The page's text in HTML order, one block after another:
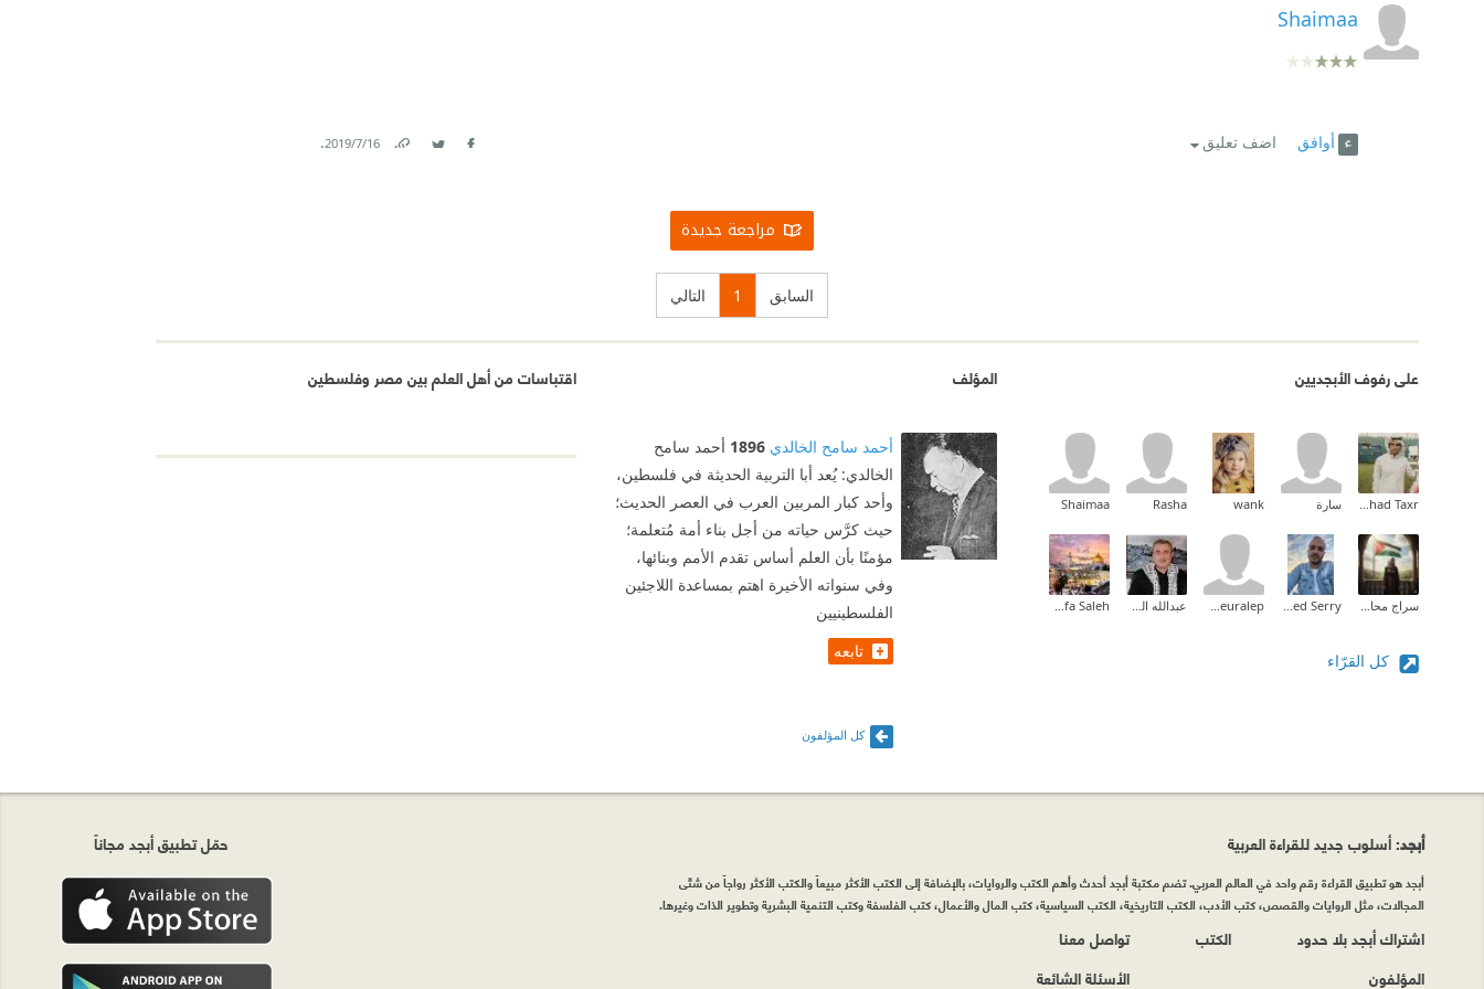
Shaimaa
16‏/7‏/2019
. أوافق اضف تعليق
مراجعة جديدة
السابق 1 التالي
على رفوف الأبجديين
Fahad Taxr سارة wank
Rasha
Shaimaa
سراج محاميد Mohamed Serry
developpeuralep عبدالله الخطيب Wafa Saleh
كل القرّاء
المؤلف
أحمد سامح الخالدي 1896 أحمد سامح
الخالدي: يُعد أبا التربية الحديثة في فلسطين،
وأحد كبار المربين العرب في العصر الحديث؛
حيث كرَّس حياته من أجل بناء أمة مُتعلمة؛
مؤمنًا بأن العلم أساس تقدم الأمم وبنائها،
وفي سنواته الأخيرة اهتم بمساعدة اللاجئين
الفلسطينيين
تابعه
كل المؤلفون
اقتباسات من أهل العلم بين مصر وفلسطين
حمّل تطبيق أبجد مجاناً أبجد: أسلوب جديد للقراءة العربية
أبجد هو تطبيق القراءة رقم واحد في العالم العربي. تضم مكتبة أبجد أحدث وأهم الكتب والروايات، بالإضافة إلى الكتب الأكثر مبيعاً والكتب الأكثر رواجاً من شتّى
المجالات، مثل الروايات والقصص، كتب الأدب، الكتب التاريخية، الكتب السياسية، كتب المال والأعمال، كتب الفلسفة وكتب التنمية البشرية وتطوير الذات وغيرها.
اشتراك أبجد بلا حدود
المؤلفون
الكتب
تواصل معنا
الأسئلة الشائعة